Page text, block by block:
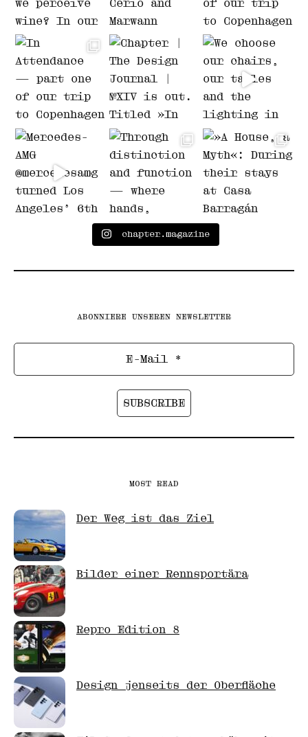
chapter.magazine
ABONNIERE UNSEREN NEWSLETTER
MOST READ
Der Weg ist das Ziel
Bilder einer Rennsportära
Repro Edition 8
Design jenseits der Oberfläche